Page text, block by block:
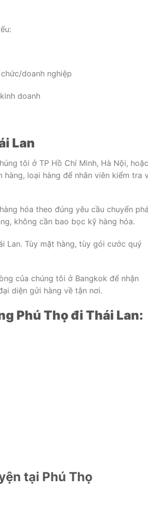
doanh nghiệp
doanh
Lan
tôi ở TP Hồ Chí Minh, Hà Nội, hoặc
loại hàng để nhân viên kiểm tra
hóa theo đúng yêu cầu chuyển
không cần bao bọc kỹ hàng hóa.
Lan. Tùy mặt hàng, tùy gói cước quý
của chúng tôi ở Bangkok để nhận
diện gửi hàng về tận nơi.
Phú Thọ đi Thái Lan:
tại Phú Thọ